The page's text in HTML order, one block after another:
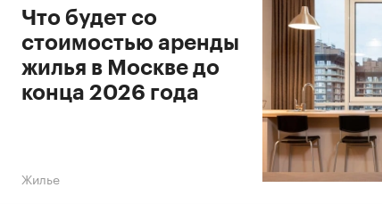
Жилье
Что будет со
стоимостью аренды
жилья в Москве до
конца 2026 года